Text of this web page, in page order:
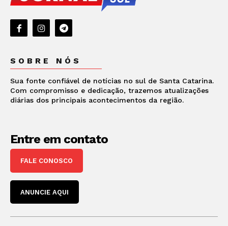
SOBRE NÓS
Sua fonte confiável de notícias no sul de Santa Catarina.
Com compromisso e dedicação, trazemos atualizações
diárias dos principais acontecimentos da região.
Entre em contato
FALE CONOSCO
ANUNCIE AQUI